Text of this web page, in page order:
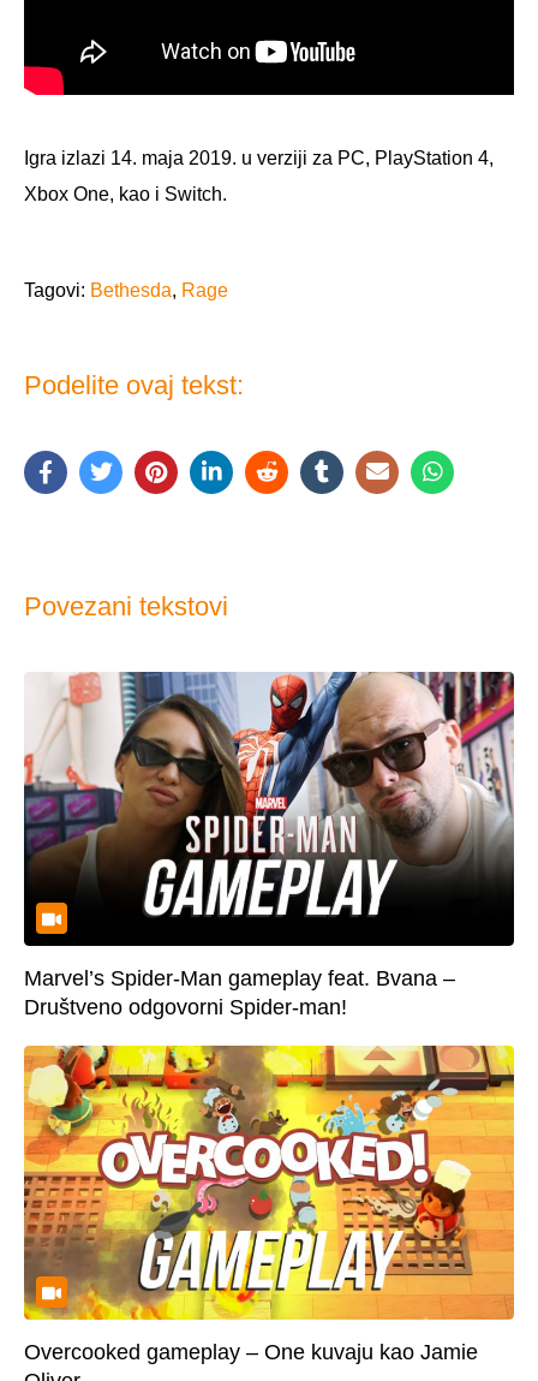
Igra izlazi 14. maja 2019. u verziji za PC, PlayStation 4,
Xbox One, kao i Switch.
Tagovi: Bethesda, Rage
Podelite ovaj tekst:
Povezani tekstovi
Marvel’s Spider-Man gameplay feat. Bvana –
Društveno odgovorni Spider-man!
Overcooked gameplay – One kuvaju kao Jamie